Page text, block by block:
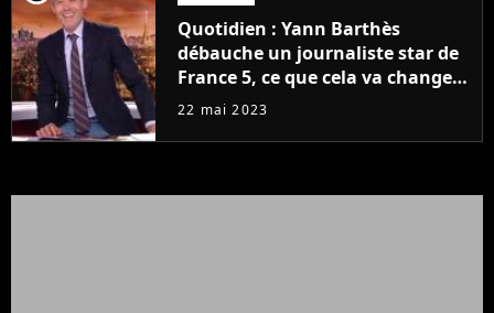
Quotidien : Yann Barthès
débauche un journaliste star de
France 5, ce que cela va changer
à la rentrée
22 mai 2023